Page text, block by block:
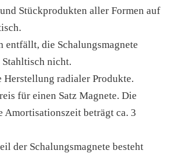
Stückprodukten aller Formen auf
entfällt, die Schalungsmagnete
Stahltisch nicht.
Herstellung radialer Produkte.
für einen Satz Magnete. Die
Amortisationszeit beträgt ca. 3
der Schalungsmagnete besteht